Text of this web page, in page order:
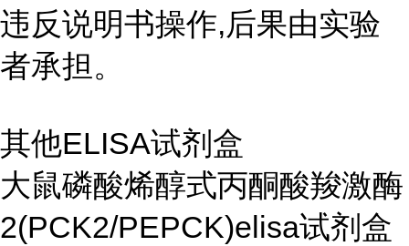
违反说明书操作,后果由实验
者承担。
其他ELISA试剂盒
大鼠磷酸烯醇式丙酮酸羧激酶
2(PCK2/PEPCK)elisa试剂盒